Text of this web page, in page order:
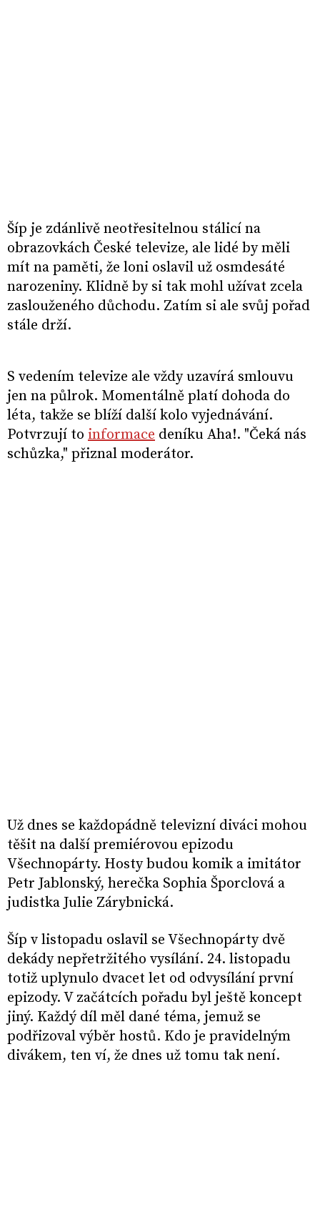
Šíp je zdánlivě neotřesitelnou stálicí na
obrazovkách České televize, ale lidé by měli
mít na paměti, že loni oslavil už osmdesáté
narozeniny. Klidně by si tak mohl užívat zcela
zaslouženého důchodu. Zatím si ale svůj pořad
stále drží.
S vedením televize ale vždy uzavírá smlouvu
jen na půlrok. Momentálně platí dohoda do
léta, takže se blíží další kolo vyjednávání.
Potvrzují to informace deníku Aha!. "Čeká nás
schůzka," přiznal moderátor.
Už dnes se každopádně televizní diváci mohou
těšit na další premiérovou epizodu
Všechnopárty. Hosty budou komik a imitátor
Petr Jablonský, herečka Sophia Šporclová a
judistka Julie Zárybnická.
Šíp v listopadu oslavil se Všechnopárty dvě
dekády nepřetržitého vysílání. 24. listopadu
totiž uplynulo dvacet let od odvysílání první
epizody. V začátcích pořadu byl ještě koncept
jiný. Každý díl měl dané téma, jemuž se
podřizoval výběr hostů. Kdo je pravidelným
divákem, ten ví, že dnes už tomu tak není.